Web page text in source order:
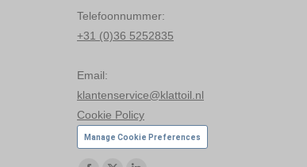
Telefoonnummer:
+31 (0)36 5252835
Email:
klantenservice@klattoil.nl
Cookie Policy
Manage Cookie Preferences